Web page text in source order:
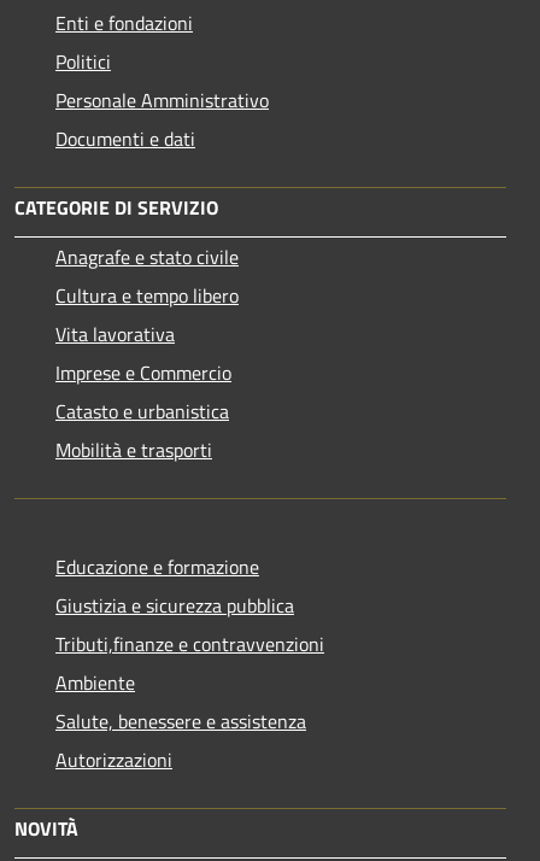
Enti e fondazioni
Politici
Personale Amministrativo
Documenti e dati
CATEGORIE DI SERVIZIO
Anagrafe e stato civile
Cultura e tempo libero
Vita lavorativa
Imprese e Commercio
Catasto e urbanistica
Mobilità e trasporti
Educazione e formazione
Giustizia e sicurezza pubblica
Tributi,finanze e contravvenzioni
Ambiente
Salute, benessere e assistenza
Autorizzazioni
NOVITÀ